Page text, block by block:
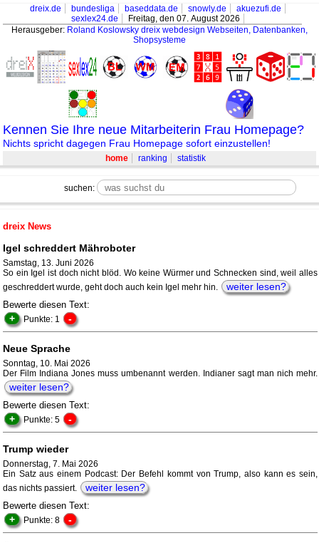
dreix.de bundesliga baseddata.de snowly.de
akuezufi.de
sexlex24.de
Freitag, den 07. August 2026
Herausgeber: Roland Koslowsky dreix webdesign Webseiten, Datenbanken,
Shopsysteme
Kennen Sie Ihre neue Mitarbeiterin Frau Homepage?
Nichts spricht dagegen Frau Homepage sofort einzustellen!
home ranking statistik
suchen:
dreix News
Igel schreddert Mähroboter
Samstag, 13. Juni 2026
So ein Igel ist doch nicht blöd. Wo keine Würmer und Schnecken sind, weil alles
geschreddert wurde, geht doch auch kein Igel mehr hin.
weiter lesen?
Bewerte diesen Text:
+ Punkte: 1 -
Neue Sprache
Sonntag, 10. Mai 2026
Der Film Indiana Jones muss umbenannt werden. Indianer sagt man nich mehr.
weiter lesen?
Bewerte diesen Text:
+ Punkte: 5 -
Trump wieder
Donnerstag, 7. Mai 2026
Ein Satz aus einem Podcast: Der Befehl kommt von Trump, also kann es sein,
das nichts passiert.
weiter lesen?
Bewerte diesen Text:
+ Punkte: 8 -